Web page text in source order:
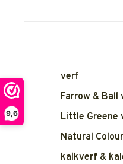
9,6
verf
Farrow & Ball
Little Greene
Natural
kalkverf &